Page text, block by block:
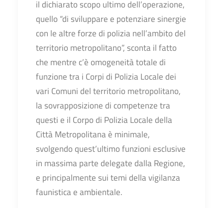
il dichiarato scopo ultimo dell’operazione,
quello “di sviluppare e potenziare sinergie
con le altre forze di polizia nell’ambito del
territorio metropolitano”, sconta il fatto
che mentre c’è omogeneità totale di
funzione tra i Corpi di Polizia Locale dei
vari Comuni del territorio metropolitano,
la sovrapposizione di competenze tra
questi e il Corpo di Polizia Locale della
Città Metropolitana è minimale,
svolgendo quest’ultimo funzioni esclusive
in massima parte delegate dalla Regione,
e principalmente sui temi della vigilanza
faunistica e ambientale.